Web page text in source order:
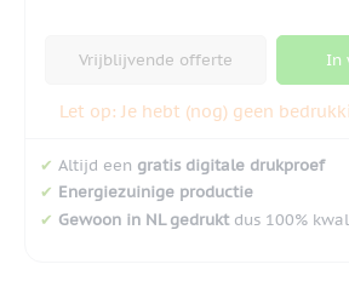
Vrijblijvende offerte In
Let op: Je hebt (nog) geen
✔ Altijd een gratis digitale drukproef
✔ Energiezuinige productie
✔ Gewoon in NL gedruktdus 100%